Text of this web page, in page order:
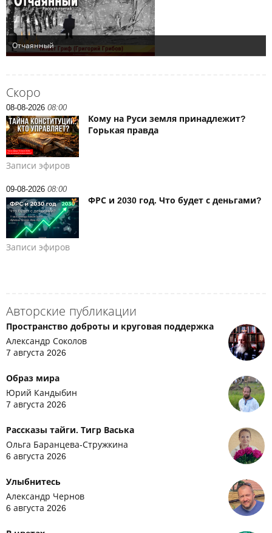
Скоро
08-08-2026 08:00
Кому на Руси земля принадлежит?
Горькая правда
Записи эфиров
09-08-2026 08:00
ФРС и 2030 год. Что будет с деньгами?
Записи эфиров
Авторские публикации
Пространство доброты и круговая поддержка
Александр Соколов
7 августа 2026
Образ мира
Юрий Кандыбин
7 августа 2026
Рассказы тайги. Тигр Васька
Ольга Баранцева-Стружкина
6 августа 2026
Улыбнитесь
Александр Чернов
6 августа 2026